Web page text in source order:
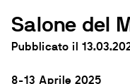
Salone del
Pubblicato il
8-13 Aprile 2025